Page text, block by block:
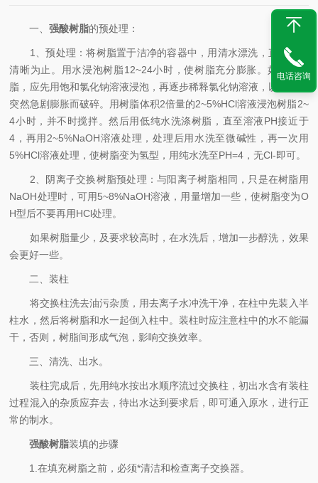
一、强酸树脂的预处理：
1、预处理：将树脂置于洁净的容器中，用清水漂洗，直到排水
清晰为止。用水浸泡树脂12~24小时，使树脂充分膨胀。如为干树
脂，应先用饱和氯化钠溶液浸泡，再逐步稀释氯化钠溶液，以免树脂
突然急剧膨胀而破碎。用树脂体积2倍量的2~5%HCl溶液浸泡树脂2~
4小时，并不时搅拌。然后用低纯水洗涤树脂，直至溶液PH接近于
4，再用2~5%NaOH溶液处理，处理后用水洗至微碱性，再一次用
5%HCl溶液处理，使树脂变为氢型，用纯水洗至PH=4，无Cl-即可。
2、阴离子交换树脂预处理：与阳离子树脂相同，只是在树脂用
NaOH处理时，可用5~8%NaOH溶液，用量增加一些，使树脂变为O
H型后不要再用HCl处理。
如果树脂量少，及要求较高时，在水洗后，增加一步醇洗，效果
会更好一些。
二、装柱
将交换柱洗去油污杂质，用去离子水冲洗干净，在柱中先装入半
柱水，然后将树脂和水一起倒入柱中。装柱时应注意柱中的水不能漏
干，否则，树脂间形成气泡，影响交换效率。
三、清洗、出水。
装柱完成后，先用纯水按出水顺序流过交换柱，初出水含有装柱
过程混入的杂质应弃去，待出水达到要求后，即可通入原水，进行正
常的制水。
强酸树脂装填的步骤
1.在填充树脂之前，必须*清洁和检查离子交换器。
电话咨询